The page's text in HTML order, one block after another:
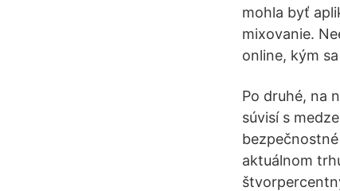
mohla byť
mixovanie.
online, kým
Po druhé, na
súvisí s
aktuálnom